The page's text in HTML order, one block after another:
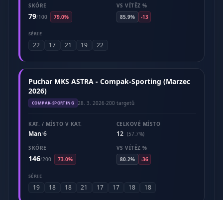
SKÓRE
79/100 79.0%
VS VÍTĚZ %
85.9%
-13
SÉRIE
22 17 21 19 22
Puchar MKS ASTRA - Compak-Sporting (Marzec
2026)
COMPAK-SPORTING 28. 3. 2026·200 targetů
KAT. / MÍSTO V KAT.
Man/6
CELKOVÉ MÍSTO
12 (57.7%)
SKÓRE
146/200 73.0%
VS VÍTĚZ %
80.2%
-36
SÉRIE
19 18 18 21 17 17 18 18